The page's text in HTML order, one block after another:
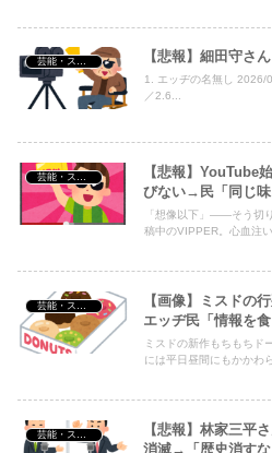
芸能・スポーツ・Youtuber 【悲報】細田守さ
1. エッヂの名無し 2026/
／2.6...
芸能・スポーツ・Youtuber
【悲報】YouTube
びない→民「同じ
「想像以下」――そう切
稿中のVIPPER。心血注い
芸能・スポーツ・Youtuber
【画像】ミスドの
エッヂ民「情報を食
ミスドの新作もちもちド
には平日昼間にもかかわ
【悲報】林家三平
消滅→「歴史消すな